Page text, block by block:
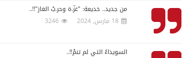
من جديد.. خديعةُ: "غزّ.ة وحر.بُ الغاز"!!..
18 مارس, 2024
3246
السويداءُ التي لم تنمْ!!..